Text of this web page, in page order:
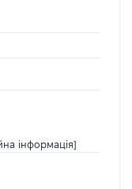
інформація]